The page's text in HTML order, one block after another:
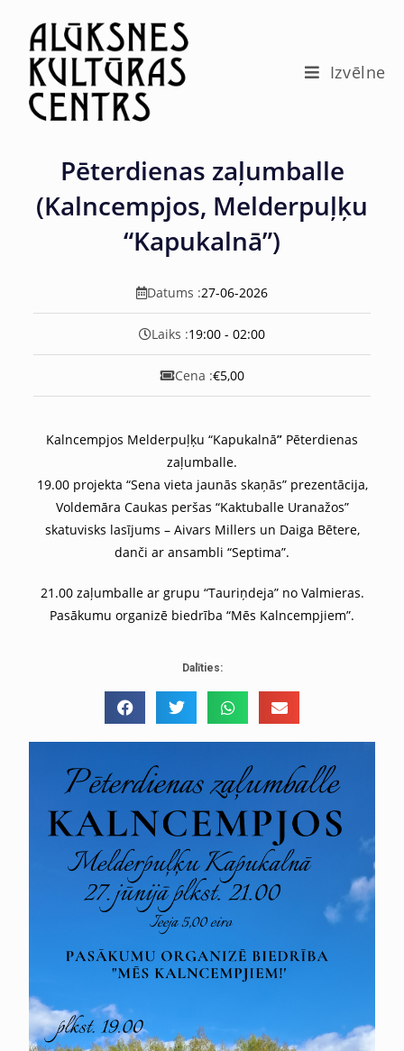
Izvēlne
Pēterdienas zaļumballe
(Kalncempjos, Melderpuļķu
“Kapukalnā”)
Datums :27-06-2026
Laiks :19:00 - 02:00
Cena :€5,00
Kalncempjos Melderpuļķu “Kapukalnā” Pēterdienas
zaļumballe.
19.00 projekta “Sena vieta jaunās skaņās” prezentācija,
Voldemāra Caukas peršas “Kaktuballe Uranažos”
skatuvisks lasījums – Aivars Millers un Daiga Bētere,
danči ar ansambli “Septima”.
21.00 zaļumballe ar grupu “Tauriņdeja” no Valmieras.
Pasākumu organizē biedrība “Mēs Kalncempjiem”.
Dalīties: